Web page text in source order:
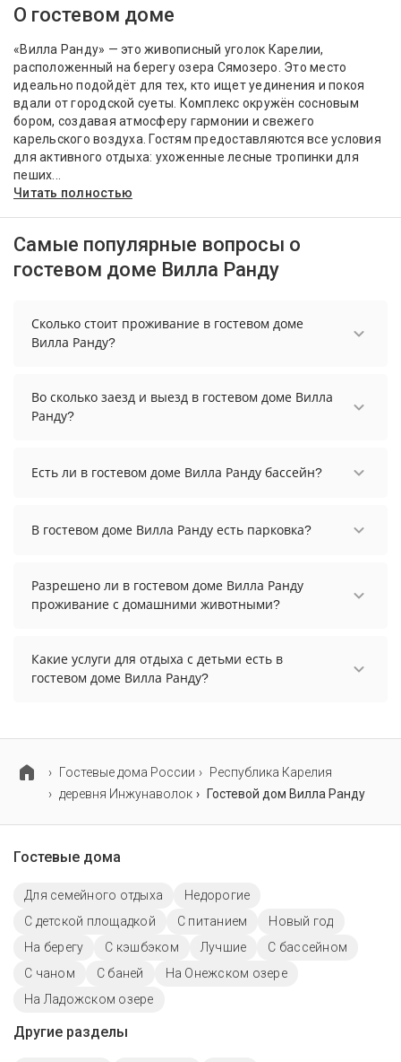
О гостевом доме
«Вилла Ранду» — это живописный уголок Карелии,
расположенный на берегу озера Сямозеро. Это место
идеально подойдёт для тех, кто ищет уединения и покоя
вдали от городской суеты. Комплекс окружён сосновым
бором, создавая атмосферу гармонии и свежего
карельского воздуха. Гостям предоставляются все условия
для активного отдыха: ухоженные лесные тропинки для
пеших...
Читать полностью
Самые популярные вопросы о
гостевом доме Вилла Ранду
Сколько стоит проживание в гостевом доме
Вилла Ранду?
Ранду начинается от 12000 рублей. Чтобы
увидеть актуальные цены на проживание,
Во сколько заезд и выезд в гостевом доме Вилла
Ранду?
Есть ли в гостевом доме Вилла Ранду бассейн?
В гостевом доме Вилла Ранду есть парковка?
уточните информацию перед бронированием у
менеджера, возможно, услуга оплачивается
Разрешено ли в гостевом доме Вилла Ранду
проживание с домашними животными?
разрешено. Однако, это может оплачиваться
дополнительно.
Какие услуги для отдыха с детьми есть в
гостевом доме Вилла Ранду?
Гостевые дома России
Республика Карелия
деревня Инжунаволок
Гостевой дом Вилла Ранду
Гостевые дома
Для семейного отдыха
Недорогие
С детской площадкой
С питанием
Новый год
На берегу
С кэшбэком Лучшие
С бассейном
С чаном
С баней
На Онежском озере
На Ладожском озере
Другие разделы